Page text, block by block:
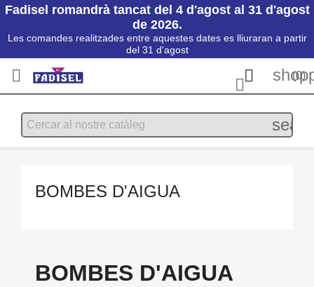
Fadisel romandrà tancat del 4 d'agost al 31 d'agost
de 2026.
Les comandes realitzades entre aquestes dates es lliuraran a partir
del 31 d'agost

 (0)

BOMBES D'AIGUA
BOMBES D'AIGUA